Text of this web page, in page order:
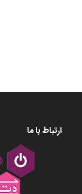
ارتباط با ما